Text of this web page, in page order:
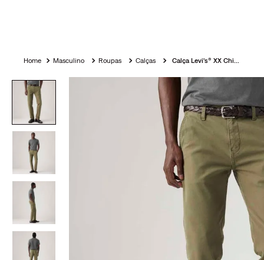
Masculino Roupas Calças Calça Levi's® XX Chino Slim II Verde